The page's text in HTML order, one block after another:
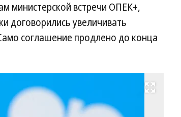
министерской встречи ОПЕК+,
договорились увеличивать
соглашение продлено до конца
Развернуть на весь экран